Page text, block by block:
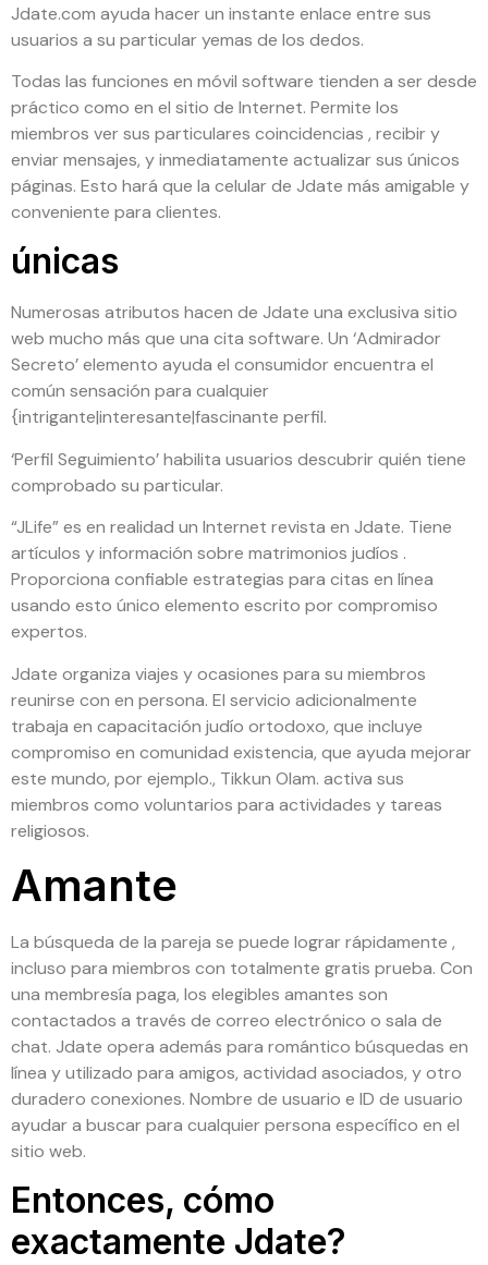
Jdate.com ayuda hacer un instante enlace entre sus
usuarios a su particular yemas de los dedos.
Todas las funciones en móvil software tienden a ser desde
práctico como en el sitio de Internet. Permite los
miembros ver sus particulares coincidencias , recibir y
enviar mensajes, y inmediatamente actualizar sus únicos
páginas. Esto hará que la celular de Jdate más amigable y
conveniente para clientes.
únicas
Numerosas atributos hacen de Jdate una exclusiva sitio
web mucho más que una cita software. Un ‘Admirador
Secreto’ elemento ayuda el consumidor encuentra el
común sensación para cualquier
{intrigante|interesante|fascinante perfil.
‘Perfil Seguimiento’ habilita usuarios descubrir quién tiene
comprobado su particular.
“JLife” es en realidad un Internet revista en Jdate. Tiene
artículos y información sobre matrimonios judíos .
Proporciona confiable estrategias para citas en línea
usando esto único elemento escrito por compromiso
expertos.
Jdate organiza viajes y ocasiones para su miembros
reunirse con en persona. El servicio adicionalmente
trabaja en capacitación judío ortodoxo, que incluye
compromiso en comunidad existencia, que ayuda mejorar
este mundo, por ejemplo., Tikkun Olam. activa sus
miembros como voluntarios para actividades y tareas
religiosos.
Amante
La búsqueda de la pareja se puede lograr rápidamente ,
incluso para miembros con totalmente gratis prueba. Con
una membresía paga, los elegibles amantes son
contactados a través de correo electrónico o sala de
chat. Jdate opera además para romántico búsquedas en
línea y utilizado para amigos, actividad asociados, y otro
duradero conexiones. Nombre de usuario e ID de usuario
ayudar a buscar para cualquier persona específico en el
sitio web.
Entonces, cómo
exactamente Jdate?